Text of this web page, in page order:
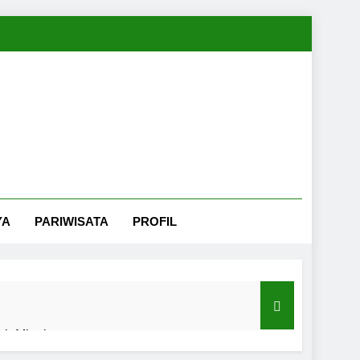
PARIWISATA PROFIL
Minahasa